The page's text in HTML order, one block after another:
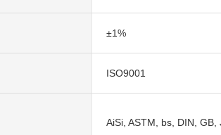
±1%
ISO9001
AiSi, ASTM, bs, DIN, GB,